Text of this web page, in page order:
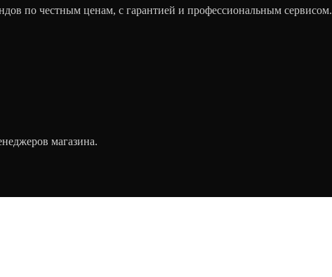
по честным ценам, с гарантией и профессиональным сервисом.
магазина.